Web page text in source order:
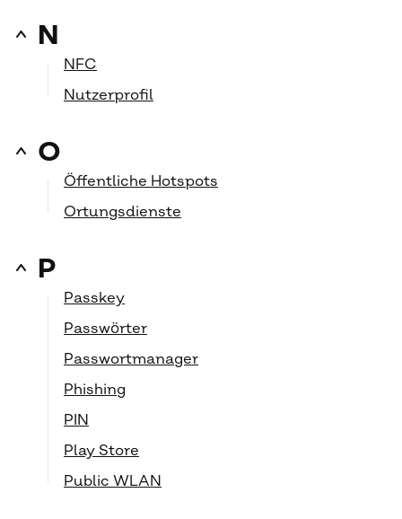
N
NFC
Nutzerprofil
O
Öffentliche Hotspots
Ortungsdienste
P
Passkey
Passwörter
Passwortmanager
Phishing
PIN
Play Store
Public WLAN